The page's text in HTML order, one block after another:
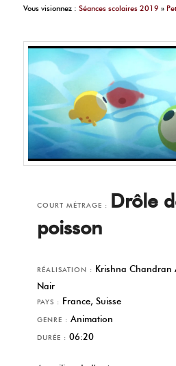
Vous visionnez :Séances scolaires 2019 »
COURT MÉTRAGE :
Drôle
poisson
RÉALISATION : Krishna Chandran
Nair
PAYS : France, Suisse
GENRE : Animation
DURÉE : 06:20